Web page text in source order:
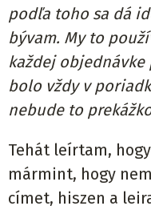
podľa toho sa dá
bývam. My to
každej
bolo vždy v
nebude to
Tehát leírtam,
mármint, hogy
címet, hiszen a